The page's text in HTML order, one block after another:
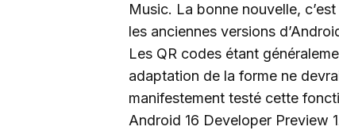
Music. La bonne nouvelle,
les anciennes versions
Les QR codes étant
adaptation de la forme ne
manifestement testé cette
Android 16 Developer Preview